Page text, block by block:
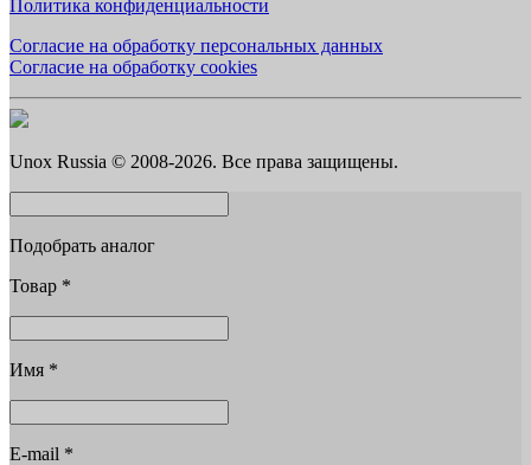
Политика конфиденциальности
Согласие на обработку персональных данных
Согласие на обработку cookies
Unox Russia © 2008-2026. Все права защищены.
Подобрать аналог
Товар *
Имя *
E-mail *